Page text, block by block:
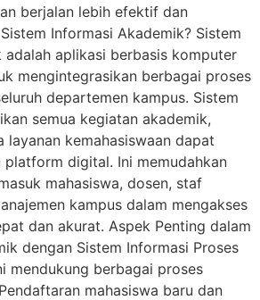
berjalan lebih efektif dan
Informasi Akademik? Sistem
adalah aplikasi berbasis komputer
mengintegrasikan berbagai proses
departemen kampus. Sistem
semua kegiatan akademik,
layanan kemahasiswaan dapat
digital. Ini memudahkan
mahasiswa, dosen, staf
kampus dalam mengakses
dan akurat. Aspek Penting dalam
dengan Sistem Informasi Proses
mendukung berbagai proses
mahasiswa baru dan